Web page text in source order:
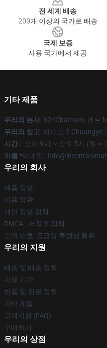
전 세계 배송
200개 이상의 국가로 배송
국제 보증
사용 국가에서 제공
기타 제품
우리의 본사: 824Chatham, 켄트
우리의 창고: 아니오 5 Chuangye
시간 :: 오전 9시 ~ 오후 5시 (월 ~
이름 *이메일 :
우리의 회사
제품 정보
이용 약관
개인 정보 정책
DMCA - 저작권 정책
모델 번호: 공급망 투명성 행위
우리의 지원
배송 및 배송 정책
지불 기간
반품 및 환불 정책
기타 제품
고객지원 (FAQ)
구매하기
우리의 상점